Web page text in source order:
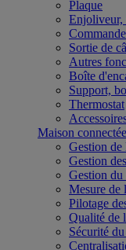
Plaque
Enjoliveur,
Sortie de
Autres
Boîte
Support,
Thermostat
Maison connectée
Gestion de
Gestion
Gestion
Mesure de
Pilotage
Qualité de
Sécurité